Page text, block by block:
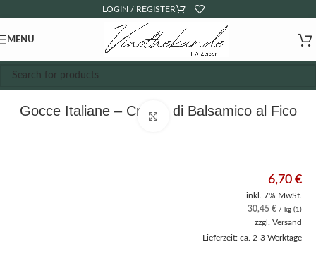
LOGIN / REGISTER
MENU
Gocce Italiane – Crema di Balsamico al Fico
Click to enlarge
6,70 €
inkl. 7% MwSt.
30,45 € / kg (1)
zzgl. Versand
Lieferzeit: ca. 2-3 Werktage